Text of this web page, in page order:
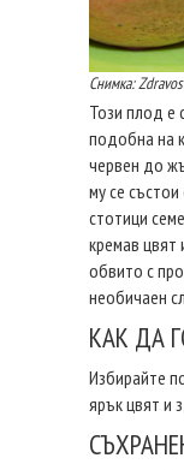
Снимка:
Този плод е
подобна на
червен до
му се
стотици
кремав цвят
обвито с
необичаен
КАК ДА
Избирайте
ярък цвят и